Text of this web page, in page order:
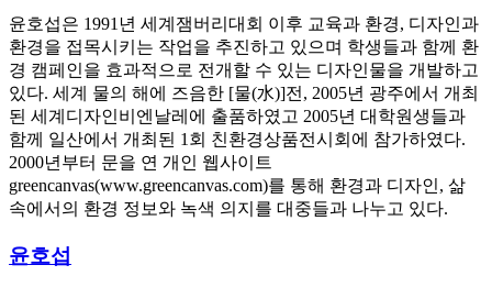
윤호섭은 1991년 세계잼버리대회 이후 교육과 환경, 디자인과
환경을 접목시키는 작업을 추진하고 있으며 학생들과 함께 환
경 캠페인을 효과적으로 전개할 수 있는 디자인물을 개발하고
있다. 세계 물의 해에 즈음한 [물(水)]전, 2005년 광주에서 개최
된 세계디자인비엔날레에 출품하였고 2005년 대학원생들과
함께 일산에서 개최된 1회 친환경상품전시회에 참가하였다.
2000년부터 문을 연 개인 웹사이트
greencanvas(www.greencanvas.com)를 통해 환경과 디자인, 삶
속에서의 환경 정보와 녹색 의지를 대중들과 나누고 있다.
윤호섭